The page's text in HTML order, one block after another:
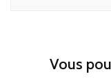
Vous